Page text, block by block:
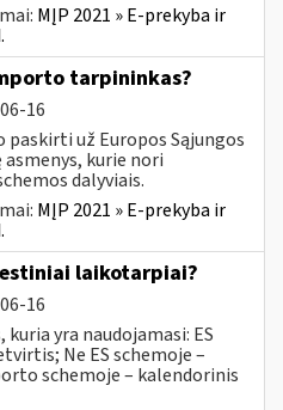
MĮP 2021 » E-prekyba ir
tarpininkas?
16
už Europos Sąjungos
kurie nori
dalyviais.
MĮP 2021 » E-prekyba ir
laikotarpiai?
16
yra naudojamasi: ES
Ne ES schemoje –
schemoje – kalendorinis